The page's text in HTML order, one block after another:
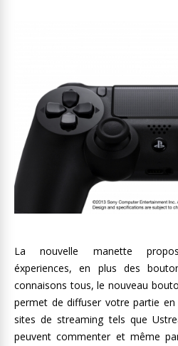
La nouvelle manette
éxperiences, en plus des
connaisons tous, le nouveau
permet de diffuser votre partie
sites de streaming tels que
peuvent commenter et même